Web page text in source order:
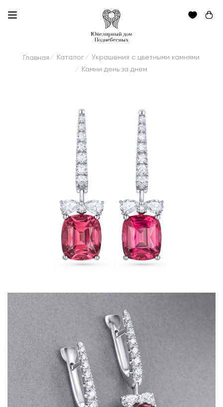
Главная / Каталог / Украшения с цветными камнями
/ Камни день за днем